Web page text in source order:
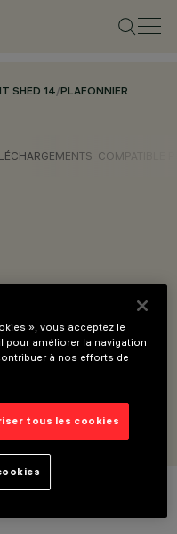
SHED 14/PLAFONNIER
COMPATIBLE
de fixation pour
», vous acceptez le
pour améliorer la navigation
à nos efforts de
tous les cookies